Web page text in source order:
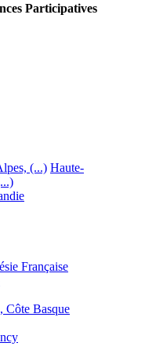
Participatives
(...) Haute-
Française
Côte Basque